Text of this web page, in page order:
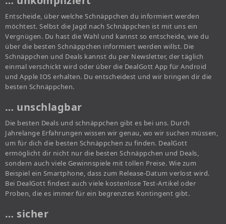
Entscheide, über welche Schnäppchen du informiert werden
möchtest. Selbst die Jagd nach Schnäppchen ist mit uns ein
Vergnügen. Du hast die Wahl und kannst so entscheide, wie du
über die besten Schnäppchen informiert werden willst. Die
Schnäppchen und Deals kannst du per Newsletter, der täglich
einmal verschickt wird oder über die DealGott App für Android
und Apple IOS erhalten. Du entscheidest und wir bringen dir die
besten Schnäppchen.
… unschlagbar
Die besten Deals und schnäppchen gibt es bei uns. Durch
Jahrelange Erfahrungen wissen wir genau, wo wir suchen müssen,
um für dich die besten Schnäppchen zu finden. DealGott
ermöglicht dir nicht nur die besten Schnäppchen und Deals,
sondern auch viele Gewinnspiele mit tollen Preise. Wie zum
Beispiel ein Smartphone, dass zum Release-Datum verlost wird.
Bei DealGott findest auch viele kostenlose Test-Artikel oder
Proben, die es immer für ein begrenztes Kontingent gibt.
… sicher